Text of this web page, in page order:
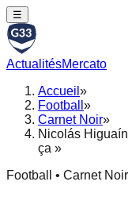
☰
ActualitésMercato
Accueil »
Football »
Carnet Noir»
Nicolás Higuaín
ça »
Football • Carnet Noir